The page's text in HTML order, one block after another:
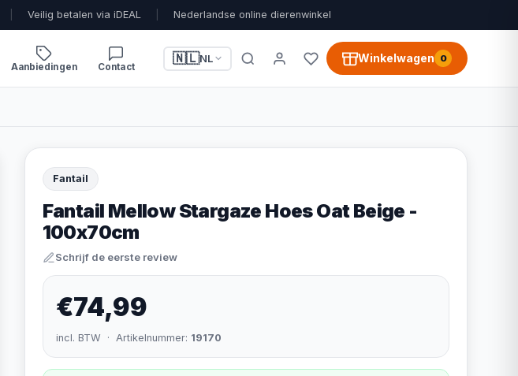
Veilig betalen via iDEAL Nederlandse online dierenwinkel
Aanbiedingen Contact
🇳🇱NL Winkelwagen 0
Fantail
Fantail Mellow Stargaze Hoes Oat Beige -
100x70cm
Schrijf de eerste review
€74,99
incl. BTW · Artikelnummer: 19170